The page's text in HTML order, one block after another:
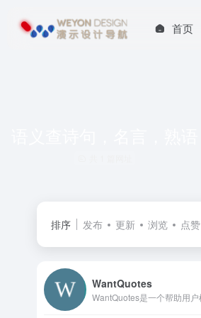
首页
排序 发布 更新 浏览 点赞
WantQuotes